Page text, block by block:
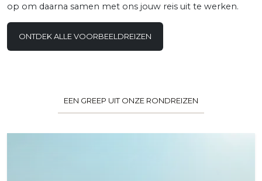
op om daarna samen met ons jouw reis uit te werken.
ONTDEK ALLE VOORBEELDREIZEN
EEN GREEP UIT ONZE RONDREIZEN